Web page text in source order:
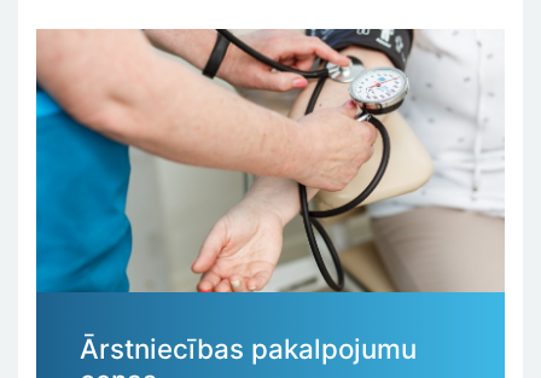
Ārstniecības pakalpojumu